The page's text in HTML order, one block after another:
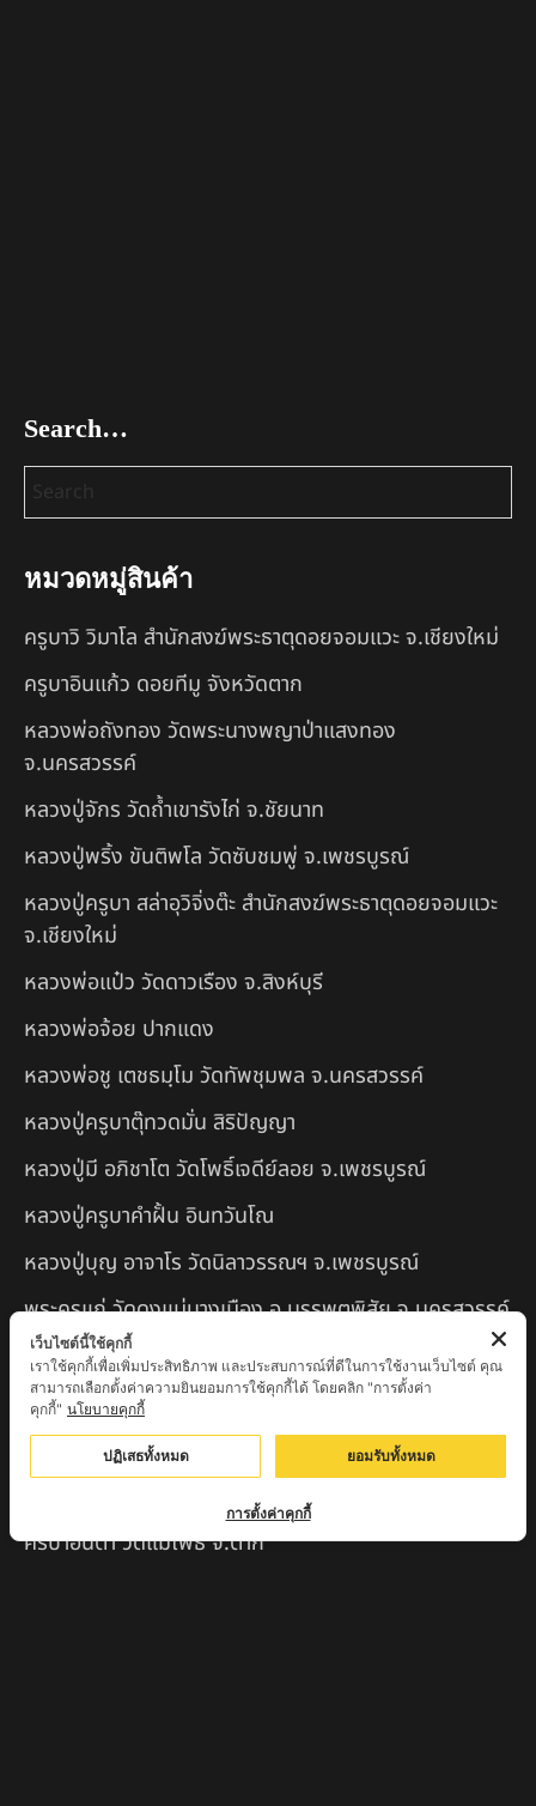
Search…
หมวดหมู่สินค้า
ครูบาวิ วิมาโล สำนักสงฆ์พระธาตุดอยจอมแวะ จ.เชียงใหม่
ครูบาอินแก้ว ดอยทีมู จังหวัดตาก
หลวงพ่อถังทอง วัดพระนางพญาป่าแสงทอง
จ.นครสวรรค์
หลวงปู่จักร วัดถ้ำเขารังไก่ จ.ชัยนาท
หลวงปู่พริ้ง ขันติพโล วัดซับชมพู่ จ.เพชรบูรณ์
หลวงปู่ครูบา สล่าอุวิจิ่งต๊ะ สำนักสงฆ์พระธาตุดอยจอมแวะ
จ.เชียงใหม่
หลวงพ่อแป๋ว วัดดาวเรือง จ.สิงห์บุรี
หลวงพ่อจ้อย ปากแดง
หลวงพ่อชู เตชธมฺโม วัดทัพชุมพล จ.นครสวรรค์
หลวงปู่ครูบาตุ๊ทวดมั่น สิริปัญญา
หลวงปู่มี อภิชาโต วัดโพธิ์เจดีย์ลอย จ.เพชรบูรณ์
หลวงปู่ครูบาคำฝั้น อินทวันโณ
หลวงปู่บุญ อาจาโร วัดนิลาวรรณฯ จ.เพชรบูรณ์
พระครูแก่ วัดดงแม่นางเมือง อ.บรรพตพิสัย จ.นครสวรรค์
ครูบาเมือง ฐิตสทฺโธ วัดปางมะกง จ.เชียงใหม่
ครูบาหลวงตาปราบป่า วัดนาหวาย จ.เชียงใหม่
หลวงพ่อสุพจน์ จันทูปโม วัดศรีทรงธรรม จ.นครสวรรค์
หลวงปู่เหิน วัดร่องหอย อ.ศรีเทพ จ.เพชรบูรณ์
ครูบาอินตา วัดแม่โพธิ์ จ.ตาก
เว็บไซต์นี้ใช้คุกกี้
เราใช้คุกกี้เพื่อเพิ่มประสิทธิภาพ และประสบการณ์ที่ดีในการใช้งานเว็บไซต์ คุณ
สามารถเลือกตั้งค่าความยินยอมการใช้คุกกี้ได้ โดยคลิก "การตั้งค่า
คุกกี้" นโยบายคุกกี้
ปฏิเสธทั้งหมด ยอมรับทั้งหมด
การตั้งค่าคุกกี้